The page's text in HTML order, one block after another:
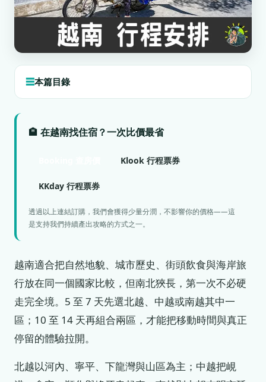
本篇目錄
🏨 在越南找住宿？一次比價最省
Klook 行程票券
KKday 行程票券
透過以上連結訂購，我們會獲得少量分潤，不影響你的價格——這
是支持我們持續產出攻略的方式之一。
越南適合把自然地貌、城市歷史、街頭飲食與海岸旅
行放在同一個國家比較，但南北狹長，第一次不必硬
走完全境。5 至 7 天先選北越、中越或南越其中一
區；10 至 14 天再組合兩區，才能把移動時間與真正
停留的體驗拉開。
北越以河內、寧平、下龍灣與山區為主；中越把峴